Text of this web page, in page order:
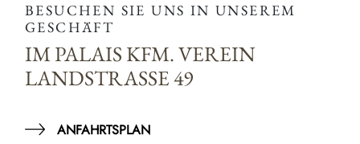
BESUCHEN SIE UNS IN UNSEREM
GESCHÄFT
IM PALAIS KFM. VEREIN
LANDSTRASSE 49
ANFAHRTSPLAN